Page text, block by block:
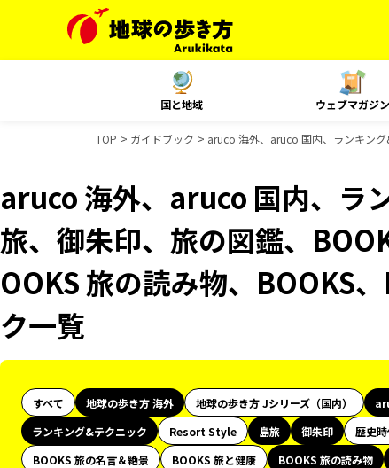
国と地域 ウェブマガジン
TOP ガイドブック aruco 海外、aruco 国内、ランキン
aruco 海外、aruco 国内、ラ
旅、御朱印、旅の図鑑、
OOKS 旅の読み物、BOOKS
ク一覧
すべて 地球の歩き方 海外 地球の歩き方 Jシリーズ（国内）
ランキング&テクニック
Resort Style 島旅 御朱印 歴史
BOOKS 旅の名言＆絶景
BOOKS 旅と健康 BOOKS 旅の読み物